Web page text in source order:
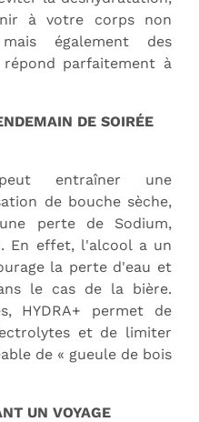
à votre corps non
également des
répond parfaitement à
DE SOIRÉE
entraîner une
de bouche sèche,
perte de Sodium,
En effet, l'alcool a un
la perte d'eau et
le cas de la bière.
HYDRA+ permet de
et de limiter
de « gueule de bois
UN VOYAGE